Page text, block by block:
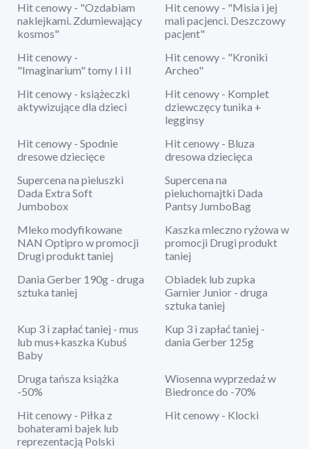
Hit cenowy - "Ozdabiam
naklejkami. Zdumiewający
kosmos"
Hit cenowy - "Misia i jej
mali pacjenci. Deszczowy
pacjent"
Hit cenowy -
"Imaginarium" tomy I i II
Hit cenowy - "Kroniki
Archeo"
Hit cenowy - książeczki
aktywizujące dla dzieci
Hit cenowy - Komplet
dziewczęcy tunika +
legginsy
Hit cenowy - Spodnie
dresowe dziecięce
Hit cenowy - Bluza
dresowa dziecięca
Supercena na pieluszki
Dada Extra Soft
Jumbobox
Supercena na
pieluchomajtki Dada
Pantsy JumboBag
Mleko modyfikowane
NAN Optipro w promocji
Drugi produkt taniej
Kaszka mleczno ryżowa w
promocji Drugi produkt
taniej
Dania Gerber 190g - druga
sztuka taniej
Obiadek lub zupka
Garnier Junior - druga
sztuka taniej
Kup 3 i zapłać taniej - mus
lub mus+kaszka Kubuś
Baby
Kup 3 i zapłać taniej -
dania Gerber 125g
Druga tańsza książka
-50%
Wiosenna wyprzedaż w
Biedronce do -70%
Hit cenowy - Piłka z
bohaterami bajek lub
reprezentacją Polski
Hit cenowy - Klocki